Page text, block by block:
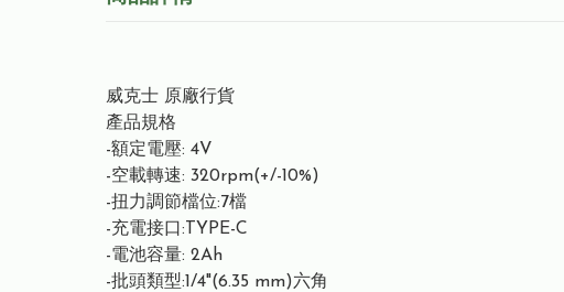
威克士 原廠行貨
產品規格
-額定電壓: 4V
-空載轉速: 320rpm(+/-10%)
-扭力調節檔位:7檔
-充電接口:TYPE-C
-電池容量: 2Ah
-批頭類型:1/4"(6.35 mm)六角